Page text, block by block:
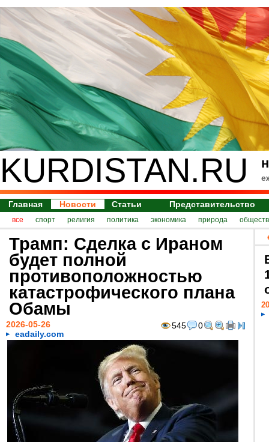
KURDISTAN.RU
Главная Новости Статьи Представительство
все спорт религия политика экономика природа
Трамп: Сделка с Ираном
будет полной
противоположностью
катастрофического плана
Обамы
545 0
2026-05-26
eadaily.com